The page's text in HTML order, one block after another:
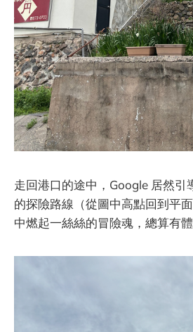
走回港口的途中，Google 居然引
的探險路線（從圖中高點回到平
中燃起一絲絲的冒險魂，總算有